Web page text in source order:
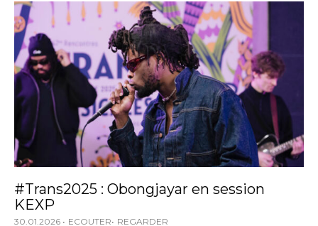
#Trans2025 : Obongjayar en session
KEXP
30.01.2026 ECOUTER REGARDER